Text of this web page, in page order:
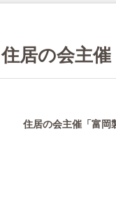
住居の会主
住居の会主催「富